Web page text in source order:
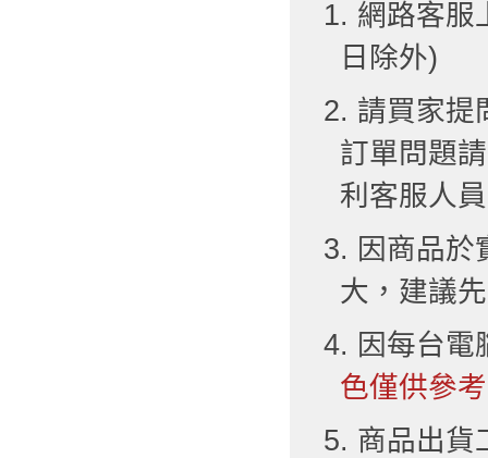
1. 網路客服
日除外)
2. 請買家提
訂單問題
利客服人
3. 因商品於
大，建議
4. 因每台電
色僅供參
5. 商品出貨